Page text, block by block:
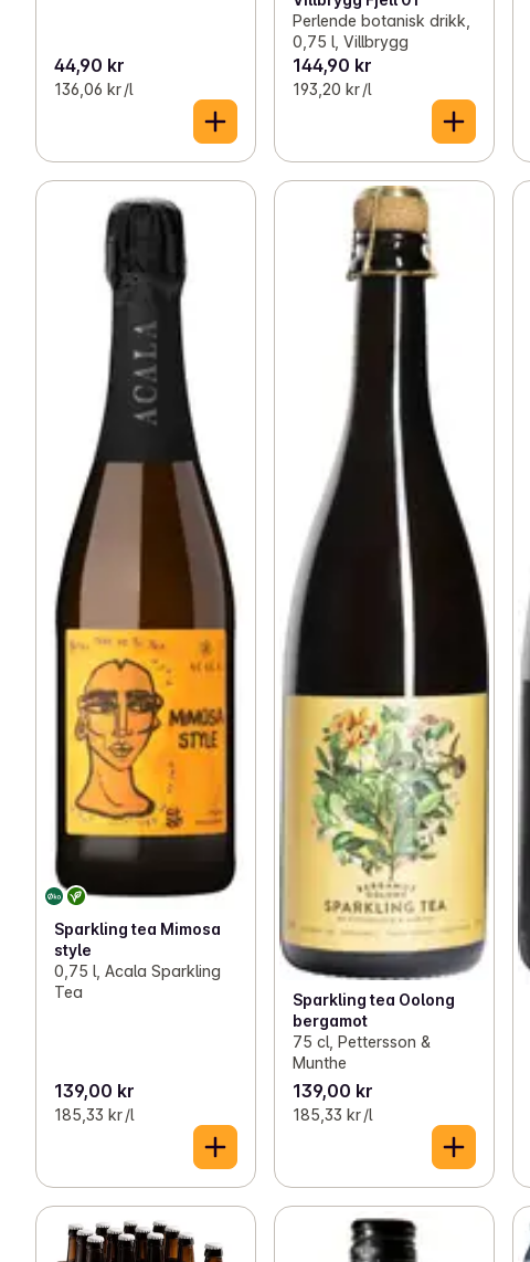
44,90 kr
136,06 kr /l
Perlende botanisk drikk,
0,75 l, Villbrygg
144,90 kr
193,20 kr /l
Sparkling tea Mimosa
style
0,75 l, Acala Sparkling
Tea
139,00 kr
185,33 kr /l
Sparkling tea Oolong
bergamot
75 cl, Pettersson &
Munthe
139,00 kr
185,33 kr /l